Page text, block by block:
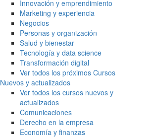
Innovación y emprendimiento
Marketing y experiencia
Negocios
Personas y organización
Salud y bienestar
Tecnología y data science
Transformación digital
Ver todos los próximos Cursos
Nuevos y actualizados
Ver todos los cursos nuevos y
actualizados
Comunicaciones
Derecho en la empresa
Economía y finanzas